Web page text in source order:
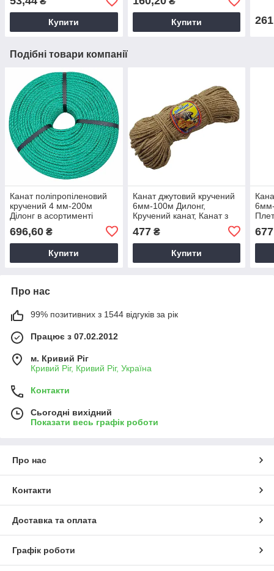
Купити
Мотузка Ділонг
Купити 261
Подібні товари компанії
Канат поліпропіленовий
кручений 4 мм-200м
Ділонг в асортименті
696,60 ₴
Купити
Канат джутовий кручений
6мм-100м Дилонг,
Кручений канат, Канат з
Канат для підвісу
477₴
Купити
Про нас
99% позитивних з 1544 відгуків за рік
Працює з 07.02.2012
м. Кривий Ріг
Кривий Ріг, Кривий Ріг, Україна
Контакти
Сьогодні вихідний
Показати весь графік роботи
Про нас
Контакти
Доставка та оплата
Графік роботи